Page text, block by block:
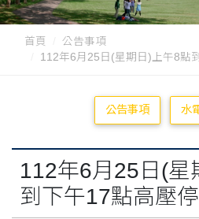
首頁
公告事項
112年6月25日(星期日)上午8點
公告事項 水
112年6月25日(星
到下午17點高壓